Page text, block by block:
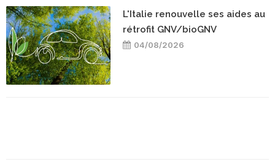
L'Italie renouvelle ses aides au
rétrofit GNV/bioGNV
04/08/2026